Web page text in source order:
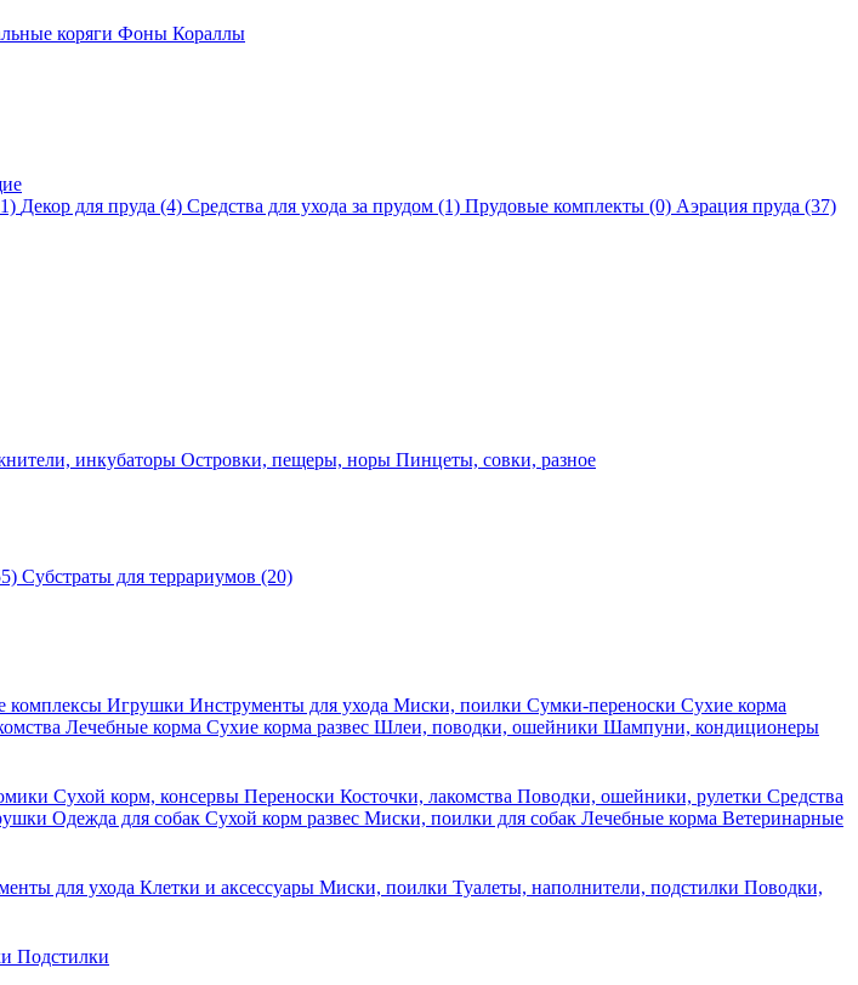
коряги Фоны Кораллы
Декор для пруда (4) Средства для ухода за прудом (1) Прудовые комплекты (0) Аэрация пруда (37)
инкубаторы Островки, пещеры, норы Пинцеты, совки, разное
Субстраты для террариумов (20)
комплексы Игрушки Инструменты для ухода Миски, поилки Сумки-переноски Сухие корма
Лечебные корма Сухие корма развес Шлеи, поводки, ошейники Шампуни, кондиционеры
Сухой корм, консервы Переноски Косточки, лакомства Поводки, ошейники, рулетки Средства
Одежда для собак Сухой корм развес Миски, поилки для собак Лечебные корма Ветеринарные
для ухода Клетки и аксессуары Миски, поилки Туалеты, наполнители, подстилки Поводки,
Подстилки